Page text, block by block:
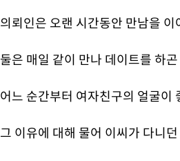
의뢰인은 오랜 시간동안 만남을
둘은 매일 같이 만나 데이트를 하
어느 순간부터 여자친구의 얼굴이
그 이유에 대해 물어 이씨가 다니던